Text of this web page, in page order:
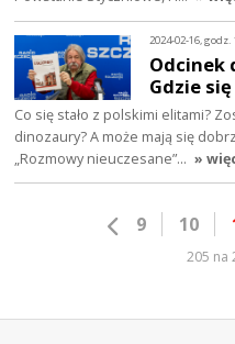
2024-02-16, godz.
Odcinek
Gdzie
Co się stało z polskimi elitami?
dinozaury? A może mają się
„Rozmowy nieuczesane”… »
9 10
205 na